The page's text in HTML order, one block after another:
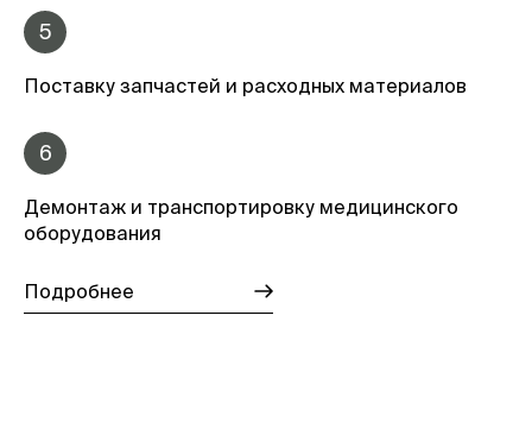
5
Поставку запчастей и расходных материалов
6
Демонтаж и транспортировку медицинского
оборудования
Подробнее